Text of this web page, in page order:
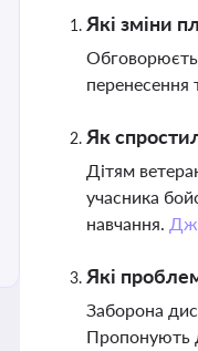
Які зміни
перенесення
Як
Дітям
учасника
навчання.
Які
Заборона
Пропонують